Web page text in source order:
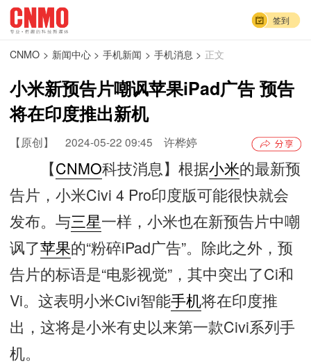
签到
CNMO > 新闻中心 > 手机新闻 > 手机消息 > 正文
小米新预告片嘲讽苹果iPad广告 预告
将在印度推出新机
【原创】 2024-05-22 09:45 许桦婷
【CNMO科技消息】根据小米的最新预
告片，小米Civi 4 Pro印度版可能很快就会
发布。与三星一样，小米也在新预告片中嘲
讽了苹果的“粉碎iPad广告”。除此之外，预
告片的标语是“电影视觉”，其中突出了Ci和
Vi。这表明小米Civi智能手机将在印度推
出，这将是小米有史以来第一款Civi系列手
机。